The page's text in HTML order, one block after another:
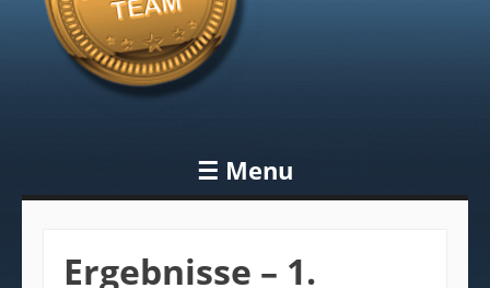
☰ Menu
Ergebnisse – 1.